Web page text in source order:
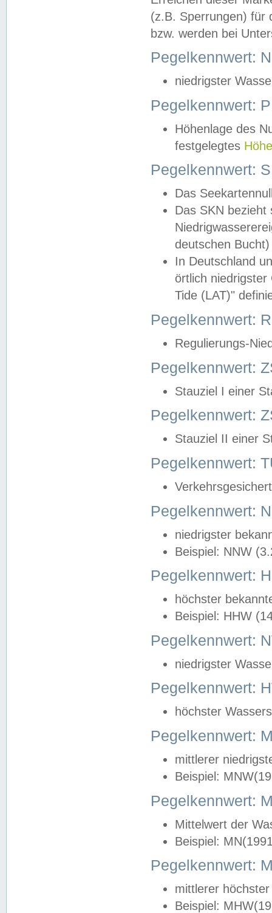
(z.B. Sperrungen) für
bzw. werden bei
Pegelkennwert:
niedrigster
Pegelkennwert:
Höhenlage des
festgelegtes
Pegelkennwert:
Das
Das SKN
deutschen
In Deutschland
örtlich
Tide (LAT)"
Pegelkennwert:
Regulierungs-
Pegelkennwert:
Stauziel I einer
Pegelkennwert:
Stauziel II einer
Pegelkennwert:
Pegelkennwert:
niedrigster
Beispiel: NNW
Pegelkennwert:
höchster
Beispiel: HHW
Pegelkennwert:
niedrigster
Pegelkennwert:
höchster
Pegelkennwert:
mittlerer
Beispiel:
Pegelkennwert:
Mittelwert der
Beispiel:
Pegelkennwert:
mittlerer
Beispiel: